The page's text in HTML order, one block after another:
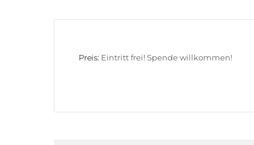
Preis: Eintritt frei! Spende willkommen!